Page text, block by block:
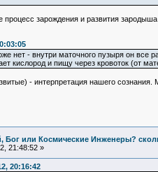
процесс зарождения и развития
нет - внутри маточного пузыря он все
кислород и пищу через кровоток (от
- интерпретация нашего
Бог или Космические Инженеры?
21:48:52 »
20:16:42